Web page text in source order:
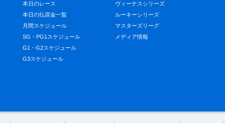
本日のレース
本日の払戻金一覧
月間スケジュール
SG・PG1スケジュール
G1・G2スケジュール
G3スケジュール
ヴィーナスシリーズ
ルーキーシリーズ
マスターズリーグ
メディア情報